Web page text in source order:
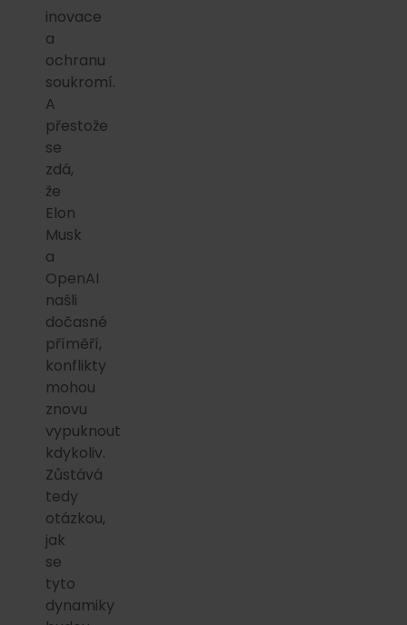
inovace
a
ochranu
soukromí.
A
přestože
se
zdá,
že
Elon
Musk
a
OpenAI
našli
dočasné
příměří,
konflikty
mohou
znovu
vypuknout
kdykoliv.
Zůstává
tedy
otázkou,
jak
se
tyto
dynamiky